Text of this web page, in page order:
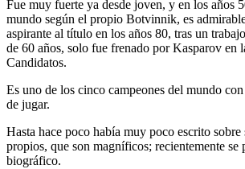
Fue muy fuerte ya desde joven, y en los años
mundo según el propio Botvinnik, es
aspirante al título en los años 80, tras un
de 60 años, solo fue frenado por Kasparov en
Candidatos.
Es uno de los cinco campeones del mundo
de jugar.
Hasta hace poco había muy poco escrito sobre
propios, que son magníficos; recientemente
biográfico.